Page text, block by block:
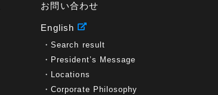
お問い合わせ
English
Search result
President’s Message
Locations
Corporate Philosophy